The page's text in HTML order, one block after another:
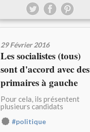
29 Février 2016
Les socialistes (tous)
sont d'accord avec des
primaires à gauche
Pour cela, ils présentent
plusieurs candidats
#politique